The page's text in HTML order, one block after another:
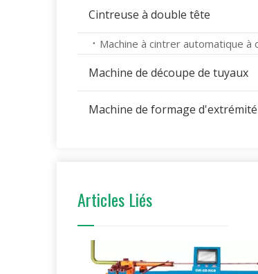
Cintreuse à double tête
Machine de découpe de tuyaux
Articles Liés